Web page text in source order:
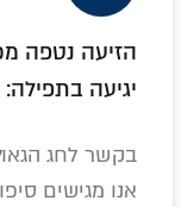
הזיעה נטפה
יגיעה
בקשר לחג
אנו מגישים